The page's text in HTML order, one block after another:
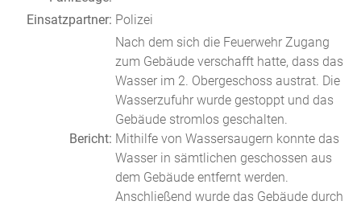
Einsatzpartner: Polizei
Bericht:
Nach dem sich die Feuerwehr Zugang
zum Gebäude verschafft hatte, dass das
Wasser im 2. Obergeschoss austrat. Die
Wasserzufuhr wurde gestoppt und das
Gebäude stromlos geschalten.
Mithilfe von Wassersaugern konnte das
Wasser in sämtlichen geschossen aus
dem Gebäude entfernt werden.
Anschließend wurde das Gebäude durch